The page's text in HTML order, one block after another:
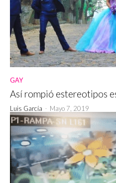
GAY
Así rompió estereotipos
Luis García - Mayo 7, 2019